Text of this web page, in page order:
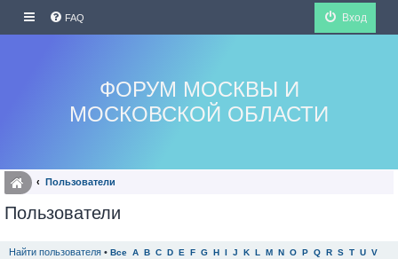
FAQ Вход
ФОРУМ МОСКВЫ И
МОСКОВСКОЙ ОБЛАСТИ
Пользователи
Пользователи
Найти пользователя • Все A B C D E F G H I J K L M N O P Q R S T U V